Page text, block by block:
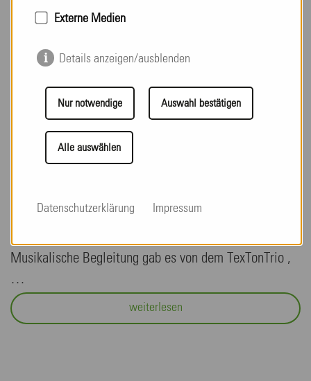
Erdbeerfest
Mittwoch, 17. Juni 2026
freuten sich so sehr auf "Allerlei von der Erdbeere",
Musikalische Begleitung gab es von dem TexTonTrio ,
…
weiterlesen
Externe Medien
Details anzeigen/ausblenden
Nur notwendige Auswahl bestätigen
Alle auswählen
Datenschutzerklärung Impressum